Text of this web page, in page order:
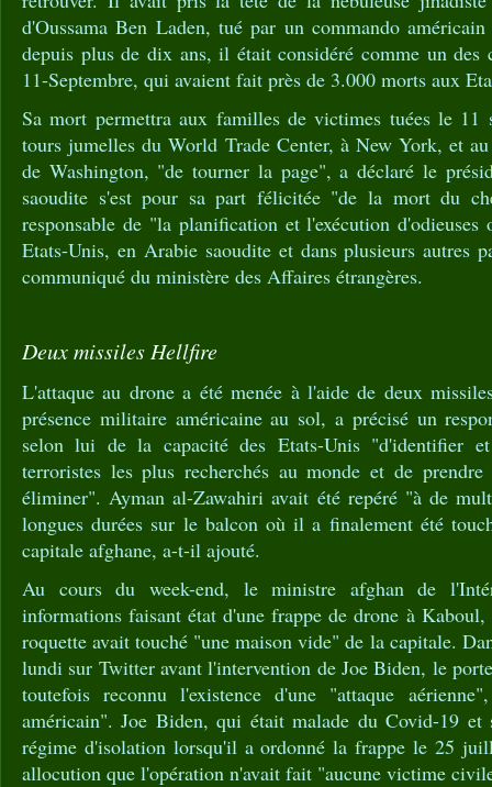
d'Oussama Ben Laden, tué par un commando
depuis plus de dix ans, il était considéré comme un des
11-Septembre, qui avaient fait près de 3.000 morts aux
Sa mort permettra aux familles de victimes tuées le 11
tours jumelles du World Trade Center, à New York, et
de Washington, "de tourner la page", a déclaré le
saoudite s'est pour sa part félicitée "de la mort du
responsable de "la planification et l'exécution d'odieuses
Etats-Unis, en Arabie saoudite et dans plusieurs autres
communiqué du ministère des Affaires étrangères.
Deux missiles Hellfire
L'attaque au drone a été menée à l'aide de deux
présence militaire américaine au sol, a précisé un
selon lui de la capacité des Etats-Unis "d'identifier
terroristes les plus recherchés au monde et de
éliminer". Ayman al-Zawahiri avait été repéré "à de
longues durées sur le balcon où il a finalement été
capitale afghane, a-t-il ajouté.
Au cours du week-end, le ministre afghan de
informations faisant état d'une frappe de drone à
roquette avait touché "une maison vide" de la capitale.
lundi sur Twitter avant l'intervention de Joe Biden, le
toutefois reconnu l'existence d'une "attaque
américain". Joe Biden, qui était malade du Covid-19
régime d'isolation lorsqu'il a ordonné la frappe le 25
allocution que l'opération n'avait fait "aucune victime